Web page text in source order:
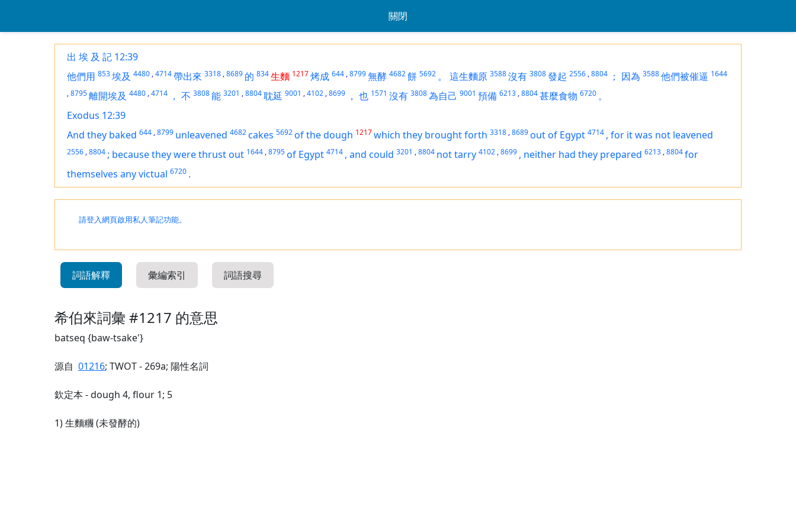
關閉
出 埃 及 記 12:39
他們用 853埃及 4480 ,4714帶出來 3318 ,8689 的 834生麵 1217烤成 644 ,8799無酵 4682餅 5692 。 這生麵原 3588沒有 3808發起 2556 ,8804 ； 因為 3588他們被催逼 1644
,8795離開埃及 4480 ,4714 ， 不 3808能 3201 ,8804耽延 9001 ,4102 ,8699 ， 也 1571 沒有 3808為自己 9001 預備 6213 ,8804甚麼食物 6720 。
Exodus 12:39
And they baked 644 ,8799 unleavened 4682cakes 5692of the dough 1217which they brought forth 3318 ,8689out of Egypt 4714 , for it was not leavened
2556 ,8804 ; because they were thrust out 1644 ,8795of Egypt 4714 , and could 3201 ,8804 not tarry 4102 ,8699 , neither had they prepared 6213 ,8804for
themselves any victual 6720 .
請登入網頁啟用私人筆記功能。
詞語解釋 彙編索引 詞語搜尋
希伯來詞彙 #1217 的意思
batseq {baw-tsake'}
源自 01216; TWOT - 269a; 陽性名詞
欽定本 - dough 4, flour 1; 5
1) 生麵糰 (未發酵的)